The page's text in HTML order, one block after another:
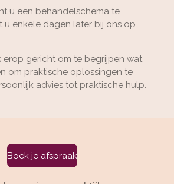
u een behandelschema te
u enkele dagen later bij ons op
erop gericht om te begrijpen wat
om praktische oplossingen te
advies tot praktische hulp.
Boek je afspraak